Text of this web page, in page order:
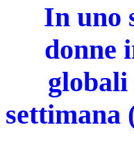
In uno
donne
globali
settimana